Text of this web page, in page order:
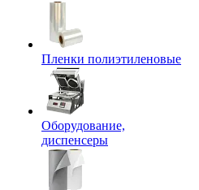
Пленки полиэтиленовые
Оборудование,
диспенсеры